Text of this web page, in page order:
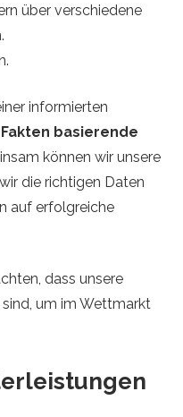
über verschiedene
informierten
Fakten basierende
können wir unsere
die richtigen Daten
auf erfolgreiche
dass unsere
sind, um im Wettmarkt